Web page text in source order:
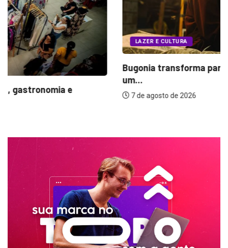
LAZER E CULTURA
Bugonia transforma paranoia e conspiração em
um...
7 de agosto de 2026